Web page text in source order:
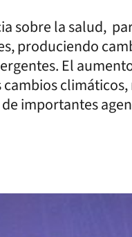
sobre la salud,
produciendo
El
importantes